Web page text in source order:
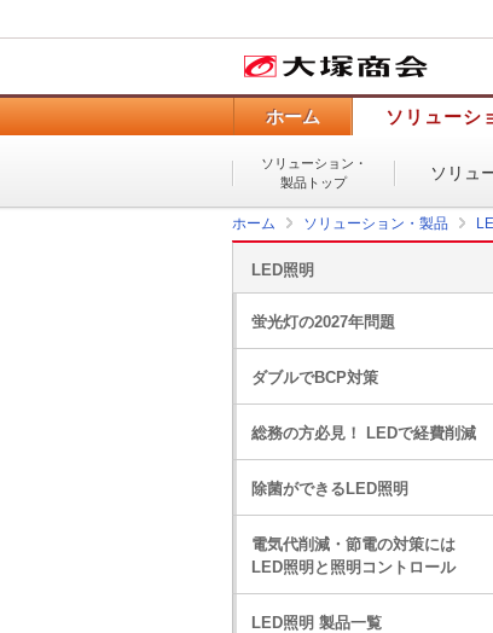
ホーム ソリューシ
ソリューション・
製品トップ
ソリュ
ホーム ソリューション・製品
LED照明
蛍光灯の2027年問題
ダブルでBCP対策
総務の方必見！ LEDで経費削減
除菌ができるLED照明
電気代削減・節電の対策には
LED照明と照明コントロール
LED照明 製品一覧